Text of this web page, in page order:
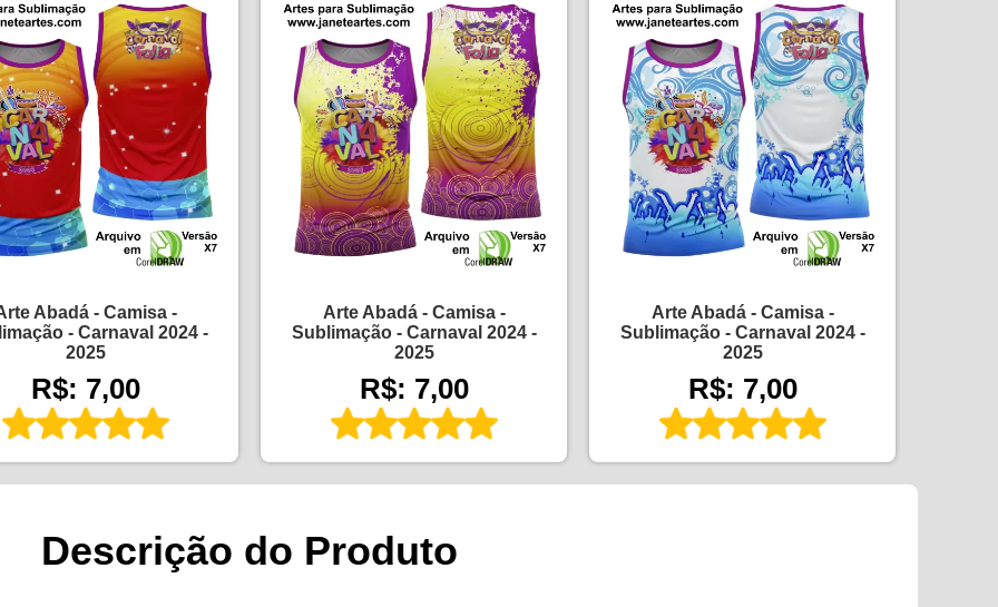
Abadá - Camisa -
- Carnaval 2024 -
2025
R$: 7,00
Arte Abadá - Camisa -
Sublimação - Carnaval 2024 -
2025
R$: 7,00
Arte Abadá - Camisa -
Sublimação - Carnaval 2024 -
2025
R$: 7,00
Descrição do Produto